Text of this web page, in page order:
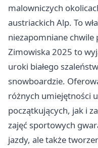
malowniczych
austriackich Alp. To
niezapomniane chwile
Zimowiska 2025 to
uroki białego
snowboardzie.
różnych umiejętności
początkujących, jak i
zajęć sportowych
jazdy, ale także